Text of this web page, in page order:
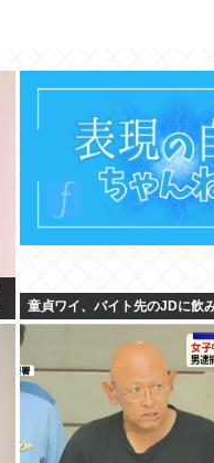
童貞ワイ、バイト先のJDに飲